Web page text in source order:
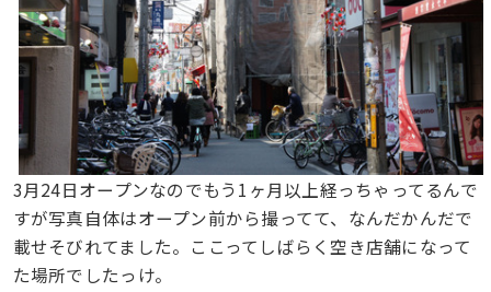
3月24日オープンなのでもう1ヶ月以上経っちゃってるんで
すが写真自体はオープン前から撮ってて、なんだかんだで
載せそびれてました。ここってしばらく空き店舗になって
た場所でしたっけ。